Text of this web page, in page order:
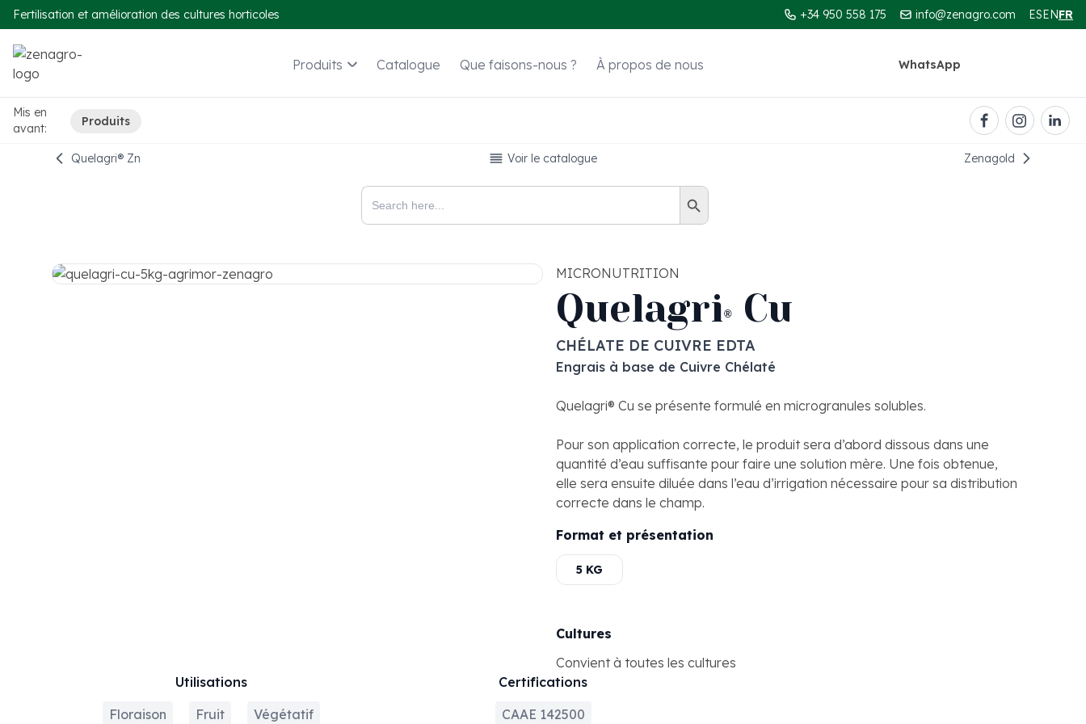
Fertilisation et amélioration des cultures horticoles +34 950 558 175 info@zenagro.com ESENFR
Produits Catalogue Que faisons-nous ? À propos de nous WhatsApp
Mis en
avant:
Produits
Quelagri®️ Zn Voir le catalogue Zenagold
Search
for:
Search Button
MICRONUTRITION
Quelagri® ️ Cu
CHÉLATE DE CUIVRE EDTA
Engrais à base de Cuivre Chélaté
Quelagri®️ Cu se présente formulé en microgranules solubles.
Pour son application correcte, le produit sera d’abord dissous dans une
quantité d’eau suffisante pour faire une solution mère. Une fois obtenue,
elle sera ensuite diluée dans l’eau d’irrigation nécessaire pour sa distribution
correcte dans le champ.
Format et présentation
5 KG
Cultures
Convient à toutes les cultures
Utilisations
Floraison
Fruit Végétatif
Certifications
CAAE 142500